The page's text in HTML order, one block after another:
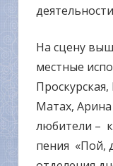
На сцену
местные
Матах,
любители –
пения «Пой,